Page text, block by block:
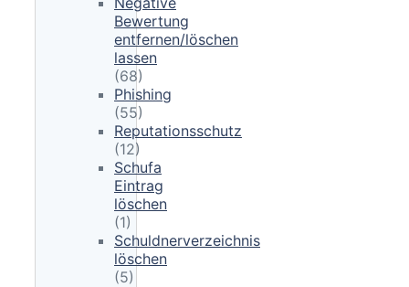
Bewertung
entfernen/löschen
lassen
(68)
Phishing
(55)
Reputationsschutz
(12)
Schufa
Eintrag
löschen
(1)
Schuldnerverzeichnis
löschen
(5)